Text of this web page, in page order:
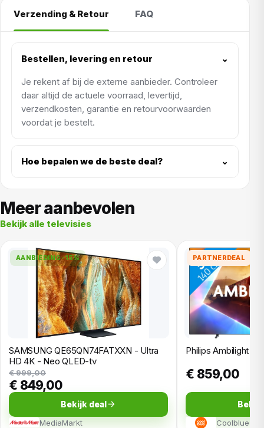
Verzending & Retour FAQ
Bestellen, levering en retour ⌄
Je rekent af bij de externe aanbieder. Controleer
daar altijd de actuele voorraad, levertijd,
verzendkosten, garantie en retourvoorwaarden
voordat je bestelt.
Hoe bepalen we de beste deal? ⌄
Meer aanbevolen
Bekijk alle televisies
AANBIEDING-15%
SAMSUNG QE65QN74FATXXN - Ultra
HD 4K - Neo QLED-tv
€ 999,00
€ 849,00
Bekijk deal
MediaMarkt
PARTNERDEAL
Philips Ambilight
€ 859,00
Coolblue